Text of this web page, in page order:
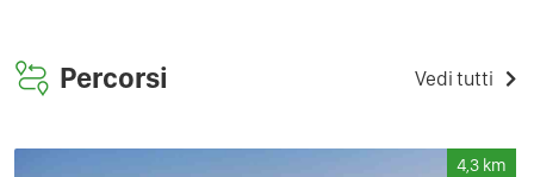
Percorsi Vedi tutti
4,3 km